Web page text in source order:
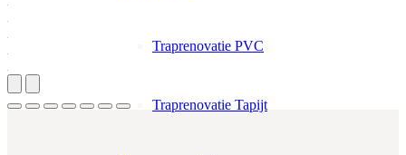
Traprenovatie PVC
Traprenovatie Tapijt